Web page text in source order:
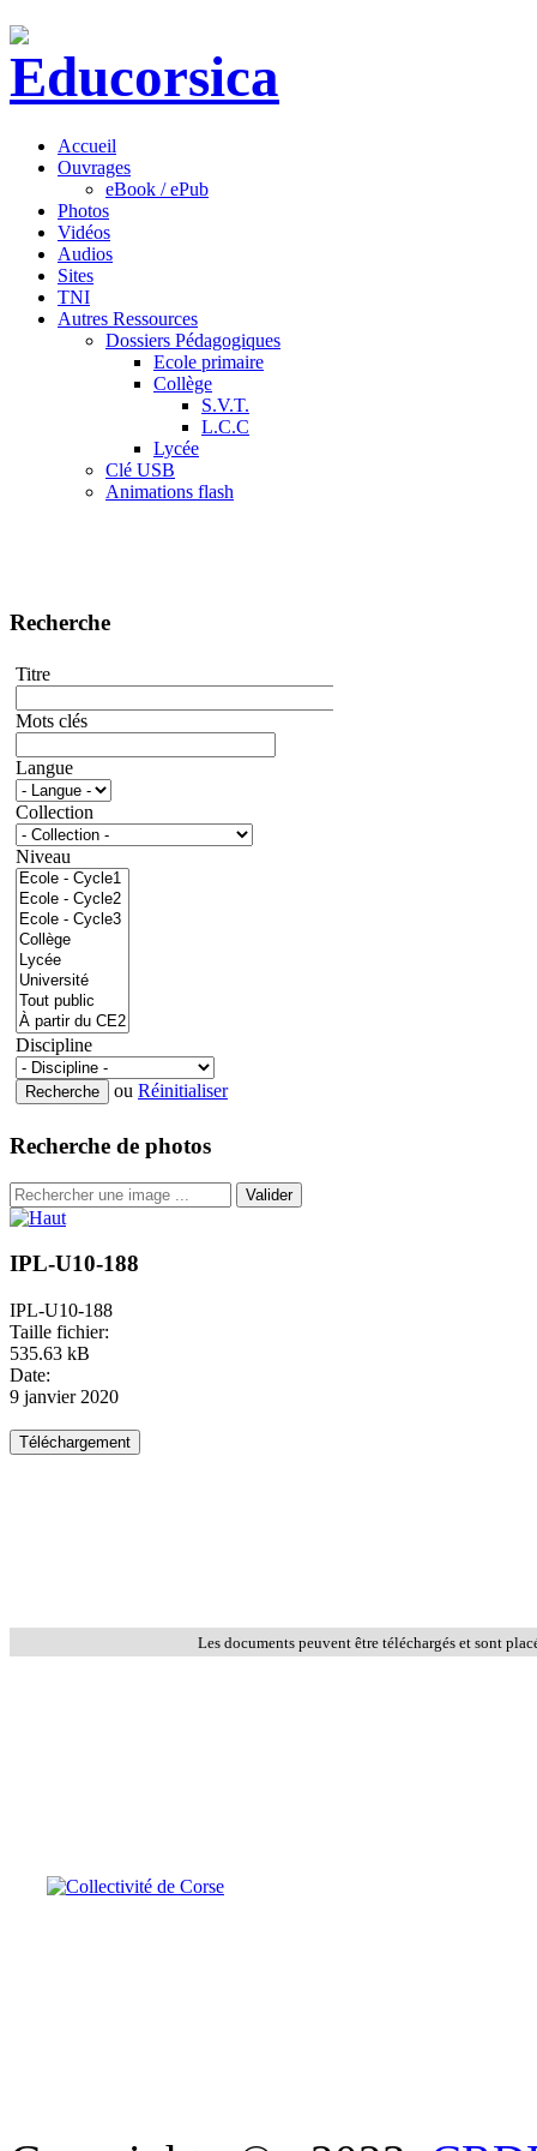
Accueil
Ouvrages
eBook / ePub
Photos
Vidéos
Audios
Sites
TNI
Autres Ressources
Dossiers Pédagogiques
Ecole primaire
Collège
S.V.T.
L.C.C
Lycée
Clé USB
Animations flash
Recherche
Titre
Mots clés
Langue
Collection
Niveau
Discipline
ou Réinitialiser
Recherche de photos
Valider
IPL-U10-188
IPL-U10-188
Taille fichier:
535.63 kB
Date:
9 janvier 2020
Les documents peuvent être téléchargés et sont